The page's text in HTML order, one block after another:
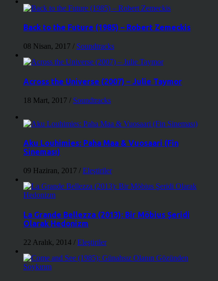
Back to the Future (1985) – Robert Zemeckis
08 Nisan, 2017 / Soundtracks
Across the Universe (2007) – Julie Taymor
18 Mart, 2017 / Soundtracks
Aku Louhimies: Paha Maa & Vuosaari (Fin
Sineması)
09 Haziran, 2017 / Eleştiriler
La Grande Bellezza (2013): Bir Möbius Şeridi
Olarak Hedonizm
22 Aralık, 2014 / Eleştiriler